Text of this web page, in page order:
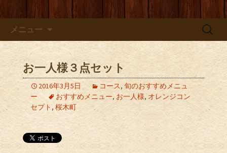
メニュー
検
お一人様３点セット
2016年3月5日 コース,旬のおすすめメニュ
ー
おすすめメニュー, お一人様,オレンジコン
セプト, 桜木町